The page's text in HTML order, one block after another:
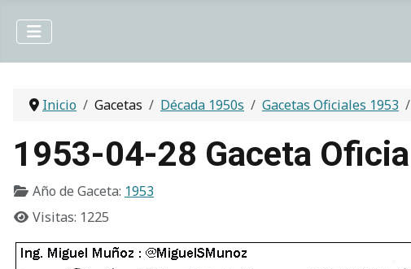
Inicio Gacetas Década 1950s Gacetas Oficiales 1953
1953-04-28 Gaceta
Año de Gaceta: 1953
Visitas: 1225